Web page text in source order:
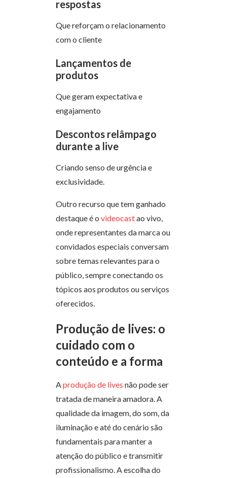
respostas
Que reforçam o relacionamento
com o cliente
Lançamentos de
produtos
Que geram expectativa e
engajamento
Descontos relâmpago
durante a live
Criando senso de urgência e
exclusividade.
Outro recurso que tem ganhado
destaque é o videocastao vivo,
onde representantes da marca ou
convidados especiais conversam
sobre temas relevantes para o
público, sempre conectando os
tópicos aos produtos ou serviços
oferecidos.
Produção de lives: o
cuidado com o
conteúdo e a forma
Aprodução de lives não pode ser
tratada de maneira amadora. A
qualidade da imagem, do som, da
iluminação e até do cenário são
fundamentais para manter a
atenção do público e transmitir
profissionalismo. A escolha do